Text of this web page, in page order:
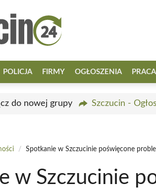
POLICJA FIRMY OGŁOSZENIA PRACA
do nowej grupy Szczucin -
/ Spotkanie w Szczucinie poświęcone
w Szczucinie